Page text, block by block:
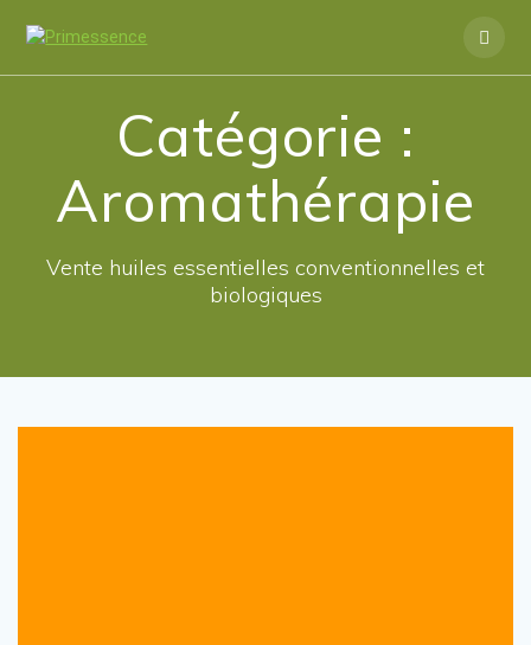
Catégorie :
Aromathérapie
Vente huiles essentielles conventionnelles et
biologiques